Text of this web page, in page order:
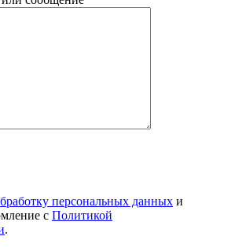
персональных данных и
с Политикой
.